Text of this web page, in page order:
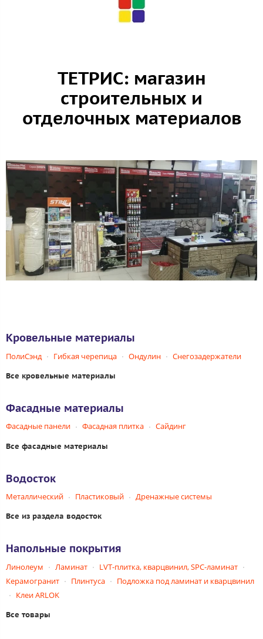
ТЕТРИС: магазин
строительных и
отделочных материалов
Кровельные материалы
ПолиСэнд Гибкая черепица Ондулин Снегозадержатели
Все кровельные материалы
Фасадные материалы
Фасадные панели Фасадная плитка Сайдинг
Все фасадные материалы
Водосток
Металлический Пластиковый Дренажные системы
Все из раздела водосток
Напольные покрытия
Линолеум Ламинат
LVT-плитка, кварцвинил, SPC-ламинат
Керамогранит
Плинтуса
Подложка под ламинат и кварцвинил
Клеи ARLOK
Все товары